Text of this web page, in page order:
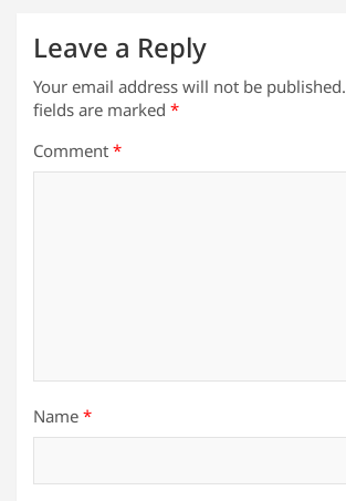
Leave a Reply
Your email address will not be published.
fields are marked *
Comment *
Name *